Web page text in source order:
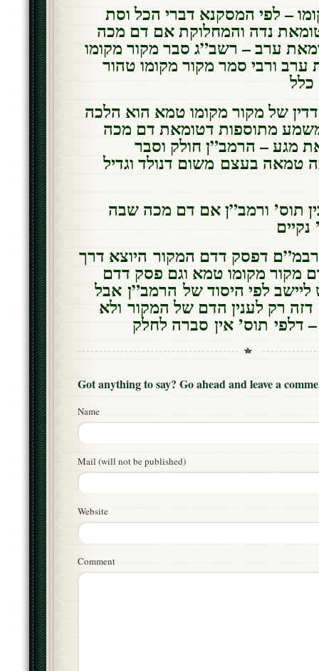
– לפי המסקנא דברי הכל וסת
טומאת נדה והמחלוקת אם דם מכה
ערב – רשב”ג סבר מקור מקומו
ורבי סמר מקור מקומו טהור
כלל
דדין של מקור מקומו טמא הוא הלכה
מתוספות דטומאת דם מכה
מגע – הרמב”ן חולק וסבר
טמאה בעצם משום דנולד וגדיל
תוס’ ורמב”ן אם דם מכה שבה
דפסק דדם המקור היוצא דרך
מקור מקומו טמא וגם פסק דדם
לפי היסוד של הרמב”ן אבל
רק לענין הדם של המקור ולא
דלפי תוס’ אין סברה לחלק
Got anything to say? Go ahead and leave a
Name
Mail (will not be published)
Website
Comment